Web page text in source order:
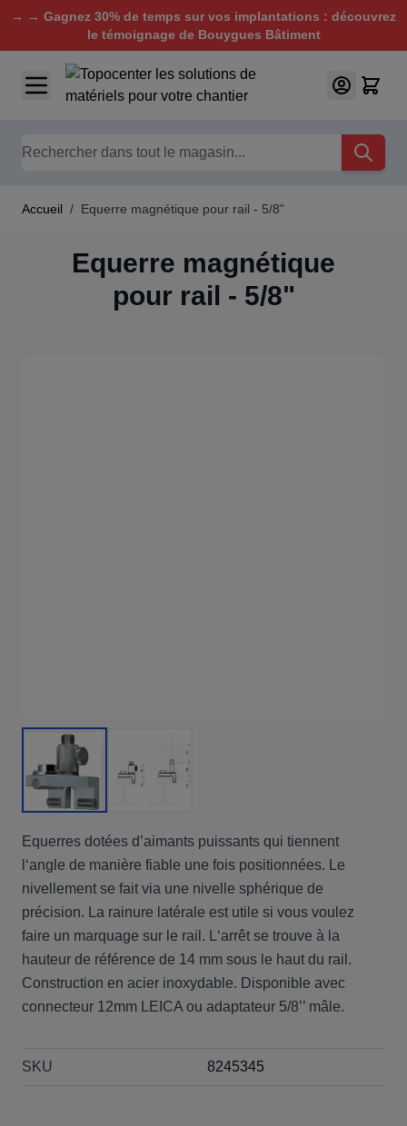
→ → Gagnez 30% de temps sur vos implantations : découvrez
le témoignage de Bouygues Bâtiment
Aller au contenu
Chercher
Accueil / Equerre magnétique pour rail - 5/8"
Equerre magnétique
pour rail - 5/8"
Equerres dotées d’aimants puissants qui tiennent
l‘angle de manière fiable une fois positionnées. Le
nivellement se fait via une nivelle sphérique de
précision. La rainure latérale est utile si vous voulez
faire un marquage sur le rail. L‘arrêt se trouve à la
hauteur de référence de 14 mm sous le haut du rail.
Construction en acier inoxydable. Disponible avec
connecteur 12mm LEICA ou adaptateur 5/8’’ mâle.
SKU 8245345